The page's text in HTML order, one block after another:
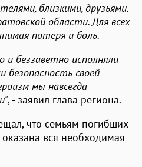
близкими, друзьями.
области. Для всех
потеря и боль.
беззаветно исполняли
безопасность своей
мы навсегда
, - заявил глава региона.
что семьям погибших
вся необходимая